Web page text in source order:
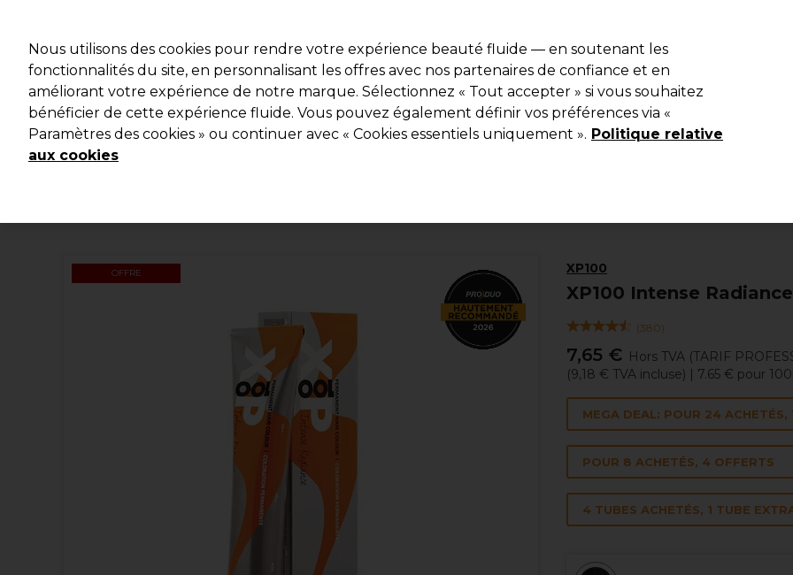
Rechercher
Marques Bons plans Coiffure Electro et Matériel Equipement de salon Beauté Hommes Les
Livraison et délais
XP100
XP100 Intense
(380)
7,65 € Hors TVA (TARIF
(9,18 € TVA incluse) | 7.65 € pour
OFFRE
MEGA DEAL: POUR 24 ACHETÉS,
POUR 8 ACHETÉS, 4 OFFERTS
4 TUBES ACHETÉS, 1 TUBE
Nous utilisons des cookies pour rendre votre expérience beauté fluide — en soutenant les
fonctionnalités du site, en personnalisant les offres avec nos partenaires de confiance et en
améliorant votre expérience de notre marque. Sélectionnez « Tout accepter » si vous souhaitez
bénéficier de cette expérience fluide. Vous pouvez également définir vos préférences via «
Paramètres des cookies » ou continuer avec « Cookies essentiels uniquement ». Politique relative
aux cookies